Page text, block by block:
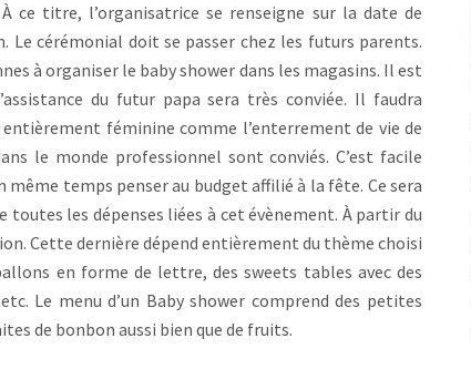
ce titre, l’organisatrice se renseigne sur la date de
Le cérémonial doit se passer chez les futurs parents.
à organiser le baby shower dans les magasins. Il est
du futur papa sera très conviée. Il faudra
féminine comme l’enterrement de vie de
le monde professionnel sont conviés. C’est facile
temps penser au budget affilié à la fête. Ce sera
toutes les dépenses liées à cet évènement. À partir du
Cette dernière dépend entièrement du thème choisi
en forme de lettre, des sweets tables avec des
Le menu d’un Baby shower comprend des petites
de bonbon aussi bien que de fruits.